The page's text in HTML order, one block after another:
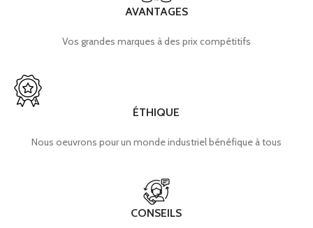
AVANTAGES
Vos grandes marques à des prix compétitifs
ÉTHIQUE
Nous oeuvrons pour un monde industriel bénéfique à tous
CONSEILS